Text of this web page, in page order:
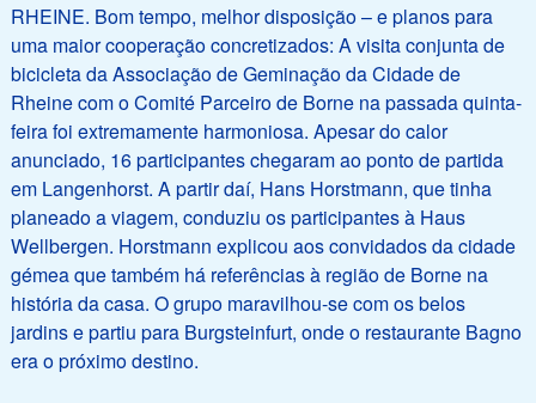
RHEINE. Bom tempo, melhor disposição – e planos para
uma maior cooperação concretizados: A visita conjunta de
bicicleta da Associação de Geminação da Cidade de
Rheine com o Comité Parceiro de Borne na passada quinta-
feira foi extremamente harmoniosa. Apesar do calor
anunciado, 16 participantes chegaram ao ponto de partida
em Langenhorst. A partir daí, Hans Horstmann, que tinha
planeado a viagem, conduziu os participantes à Haus
Wellbergen. Horstmann explicou aos convidados da cidade
gémea que também há referências à região de Borne na
história da casa. O grupo maravilhou-se com os belos
jardins e partiu para Burgsteinfurt, onde o restaurante Bagno
era o próximo destino.